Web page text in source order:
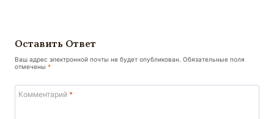
Оставить Ответ
Ваш адрес электронной почты не будет опубликован. Обязательные поля
отмечены *
Комментарий *